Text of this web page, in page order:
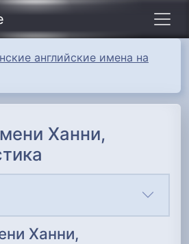
английские имена на
Ханни,
Ханни,